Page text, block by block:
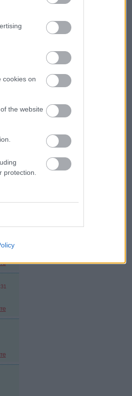
cookies on
the website
vállal,
a